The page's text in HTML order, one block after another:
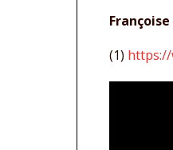
(1) https://